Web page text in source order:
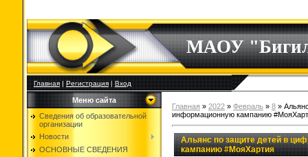
МАОУ
Главная|Регистрация|Вход
Меню сайта
Сведения об образовательной
организации
Новости
ОСНОВНЫЕ СВЕДЕНИЯ
Главная » 2022 » Февраль » 8 »
информационную кампанию
Альянс по защите детей в
кампанию #МояХартия